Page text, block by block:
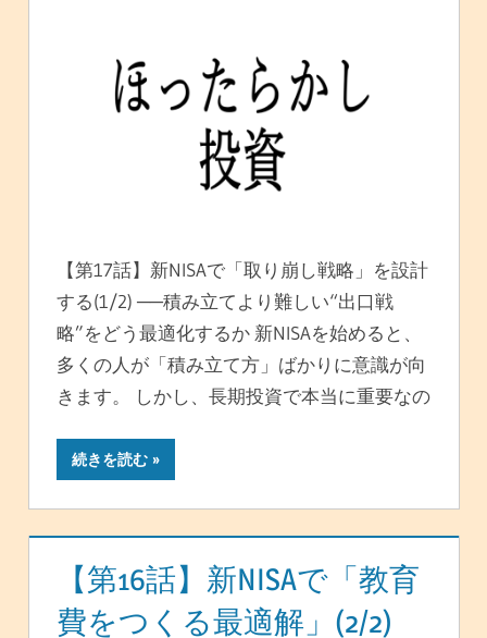
【第17話】新NISAで「取り崩し戦略」を設計
する(1/2) ──積み立てより難しい“出口戦
略”をどう最適化するか 新NISAを始めると、
多くの人が「積み立て方」ばかりに意識が向
きます。 しかし、長期投資で本当に重要なの
続きを読む
【第16話】新NISAで「教育
費をつくる最適解」(2/2)